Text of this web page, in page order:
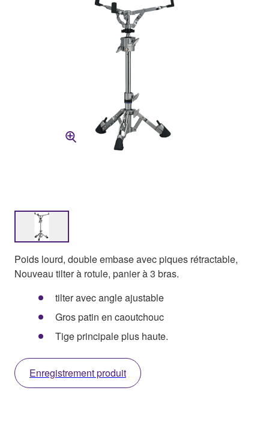
Poids lourd, double embase avec piques rétractable,
Nouveau tilter à rotule, panier à 3 bras.
tilter avec angle ajustable
Gros patin en caoutchouc
Tige principale plus haute.
Enregistrement produit